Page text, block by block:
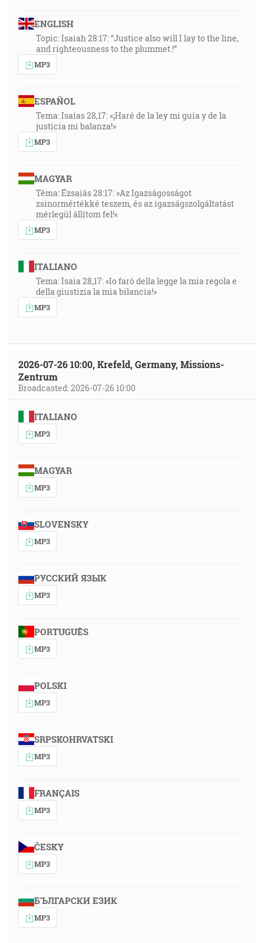
ENGLISH
Topic: Isaiah 28:17: “Justice also will I lay to the line,
and righteousness to the plummet.!”
MP3
ESPAÑOL
Tema: Isaías 28,17: «¡Haré de la ley mi guía y de la
justicia mi balanza!»
MP3
MAGYAR
Téma: Ézsaiás 28:17: »Az Igazságosságot
zsinormértékké teszem, és az igazságszolgáltatást
mérlegül állítom fel!«
MP3
ITALIANO
Tema: Isaia 28,17: «Io farò della legge la mia regola e
della giustizia la mia bilancia!»
MP3
2026-07-26 10:00, Krefeld, Germany, Missions-
Zentrum
Broadcasted: 2026-07-26 10:00
ITALIANO
MP3
MAGYAR
MP3
SLOVENSKY
MP3
РУССКИЙ ЯЗЫК
MP3
PORTUGUÊS
MP3
POLSKI
MP3
SRPSKOHRVATSKI
MP3
FRANÇAIS
MP3
ČESKY
MP3
БЪЛГАРСКИ ЕЗИК
MP3